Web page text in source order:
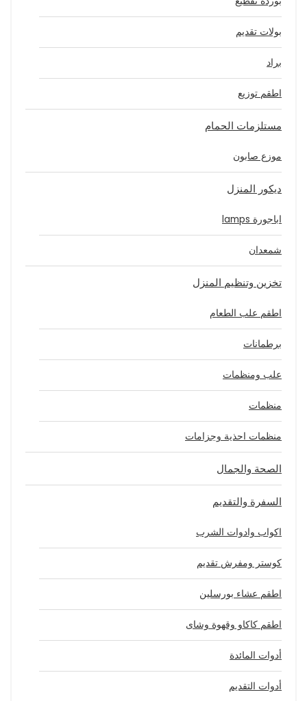
بولات تقديم
براد
اطقم توزيع
مستلزمات الحمام
موزع صابون
ديكور المنزل
اباجورة lamps
شمعدان
تخزين وتنظيم المنزل
اطقم علب الطعام
برطمانات
علب ومنظمات
منظمات
منظمات احذية وجزامات
الصحة والجمال
السفرة والتقديم
اكواب وادوات الشرب
كوستر ومفرش تقديم
اطقم عشاء بورسلين
اطقم كاكاو وقهوة وشاى
أدوات المائدة
أدوات التقديم